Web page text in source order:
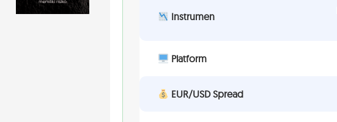
Instrumen
Platform
EUR/USD Spread